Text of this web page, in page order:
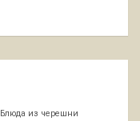
Блюда из черешни